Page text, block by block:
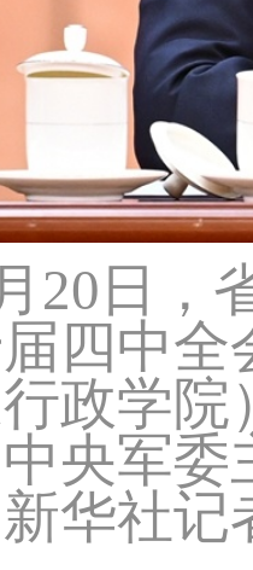
20日，
四中
行政学
央军
华社记